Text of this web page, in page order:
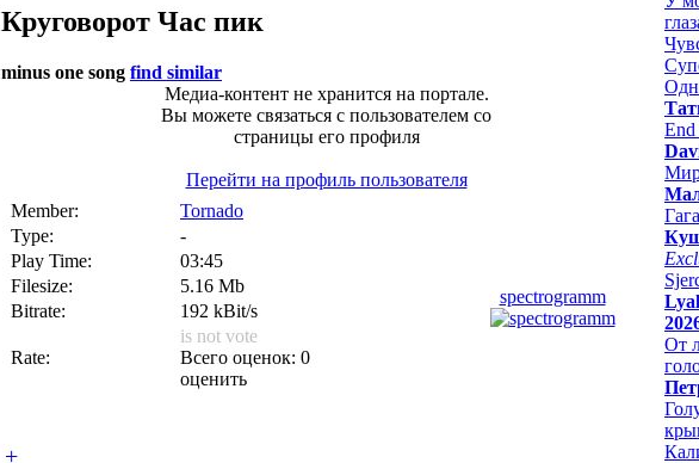
Круговорот Час пик
minus one song find similar
Медиа-контент не хранится на портале.
Вы можете связаться с пользователем со
страницы его профиля
Перейти на профиль пользователя
Member:
Tornado
Type:
-
spectrogramm
Play Time:
03:45
Filesize:
5.16 Mb
Bitrate:
192 kBit/s
Rate:
is not vote
Всего оценок: 0
оценить
+
End
Мир
От